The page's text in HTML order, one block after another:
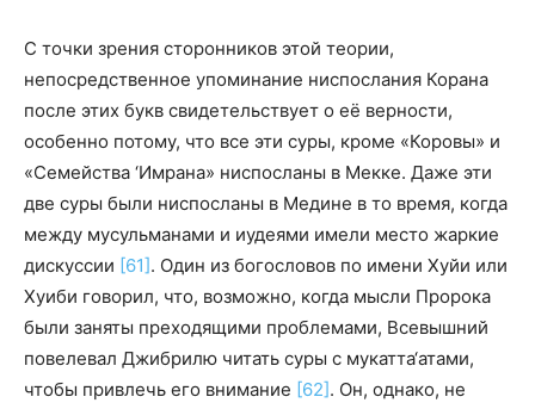
С точки зрения сторонников этой теории,
непосредственное упоминание ниспослания Корана
после этих букв свидетельствует о её верности,
особенно потому, что все эти суры, кроме «Коровы» и
«Семейства ‘Имрана» ниспосланы в Мекке. Даже эти
две суры были ниспосланы в Медине в то время, когда
между мусульманами и иудеями имели место жаркие
дискуссии [61]. Один из богословов по имени Хуйи или
Хуиби говорил, что, возможно, когда мысли Пророка
были заняты преходящими проблемами, Всевышний
повелевал Джибрилю читать суры с мукатта‘атами,
чтобы привлечь его внимание [62]. Он, однако, не